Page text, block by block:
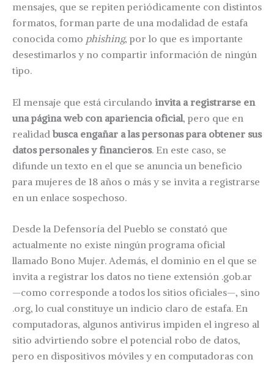
mensajes, que se repiten periódicamente con distintos
formatos, forman parte de una modalidad de estafa
conocida como phishing, por lo que es importante
desestimarlos y no compartir información de ningún
tipo.
El mensaje que está circulando invita a registrarse en
una página web con apariencia oficial, pero que en
realidadbusca engañar a las personas para obtener sus
datos personales y financieros. En este caso, se
difunde un texto en el que se anuncia un beneficio
para mujeres de 18 años o más y se invita a registrarse
en un enlace sospechoso.
Desde la Defensoría del Pueblo se constató que
actualmente no existe ningún programa oficial
llamado Bono Mujer. Además, el dominio en el que se
invita a registrar los datos no tiene extensión .gob.ar
—como corresponde a todos los sitios oficiales—, sino
.org, lo cual constituye un indicio claro de estafa. En
computadoras, algunos antivirus impiden el ingreso al
sitio advirtiendo sobre el potencial robo de datos,
pero en dispositivos móviles y en computadoras con